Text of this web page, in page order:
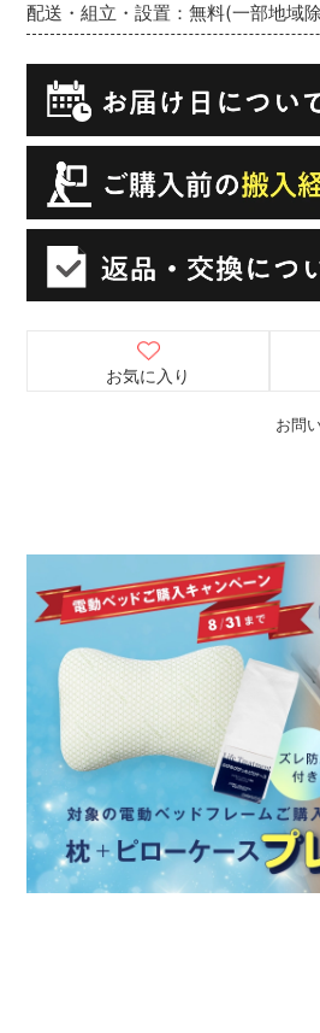
お問
配送・組立・設置：無料(一部地域
お気に入り